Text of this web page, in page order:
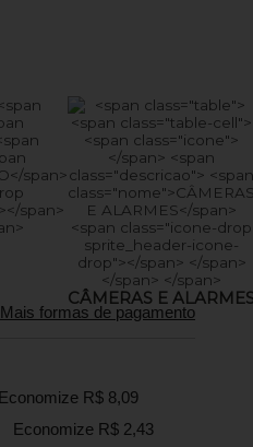
CÂMERAS E
Mais formas de pagamento
Economize R$ 8,09
Economize R$ 2,43